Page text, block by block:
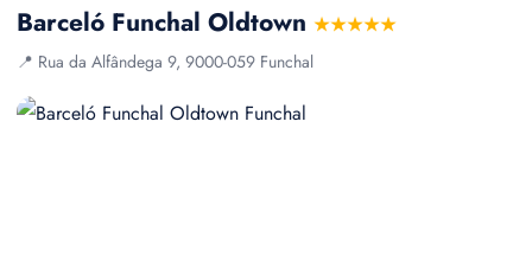
Barceló Funchal Oldtown ★★★★★
📍 Rua da Alfândega 9, 9000-059 Funchal